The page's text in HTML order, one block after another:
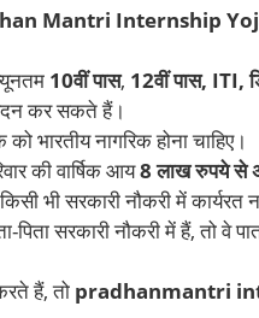
Mantri Internship
10वीं पास, 12वीं पास, ITI,
कर सकते हैं।
भारतीय नागरिक होना चाहिए।
की वार्षिक आय8 लाख रुपये से
भी सरकारी नौकरी में कार्यरत
सरकारी नौकरी में हैं, तो वे
हैं, तो pradhanmantri